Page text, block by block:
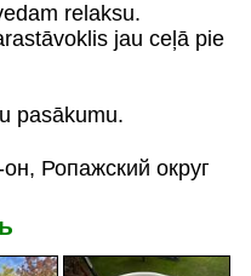
relaksu.
jau ceļā pie
pasākumu.
Ропажский округ